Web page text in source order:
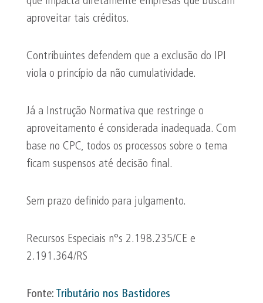
aproveitar tais créditos.
Contribuintes defendem que a exclusão do IPI
viola o princípio da não cumulatividade.
Já a Instrução Normativa que restringe o
aproveitamento é considerada inadequada. Com
base no CPC, todos os processos sobre o tema
ficam suspensos até decisão final.
Sem prazo definido para julgamento.
Recursos Especiais n°s 2.198.235/CE e
2.191.364/RS
Fonte: Tributário nos Bastidores